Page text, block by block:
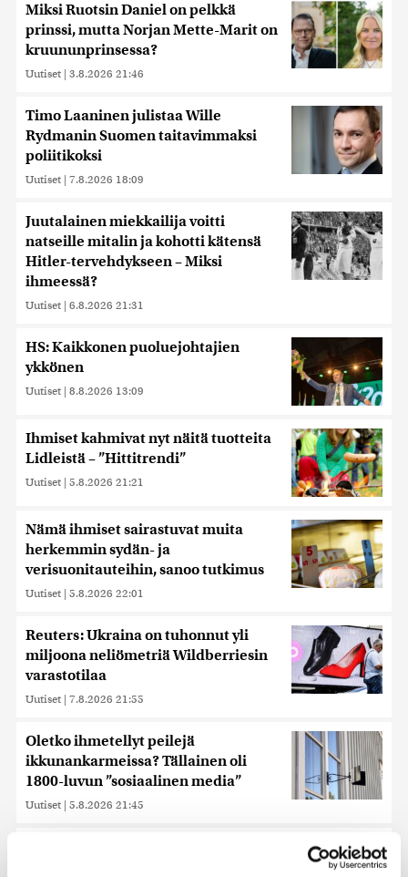
Miksi Ruotsin Daniel on pelkkä
prinssi, mutta Norjan Mette-Marit on
kruununprinsessa?
Uutiset | 3.8.2026 21:46
Timo Laaninen julistaa Wille
Rydmanin Suomen taitavimmaksi
poliitikoksi
Uutiset | 7.8.2026 18:09
Juutalainen miekkailija voitti
natseille mitalin ja kohotti kätensä
Hitler-tervehdykseen – Miksi
ihmeessä?
Uutiset | 6.8.2026 21:31
HS: Kaikkonen puoluejohtajien
ykkönen
Uutiset | 8.8.2026 13:09
Ihmiset kahmivat nyt näitä tuotteita
Lidleistä – ”Hittitrendi”
Uutiset | 5.8.2026 21:21
Nämä ihmiset sairastuvat muita
herkemmin sydän- ja
verisuonitauteihin, sanoo tutkimus
Uutiset | 5.8.2026 22:01
Reuters: Ukraina on tuhonnut yli
miljoona neliömetriä Wildberriesin
varastotilaa
Uutiset | 7.8.2026 21:55
Oletko ihmetellyt peilejä
ikkunankarmeissa? Tällainen oli
1800-luvun ”sosiaalinen media”
Uutiset | 5.8.2026 21:45